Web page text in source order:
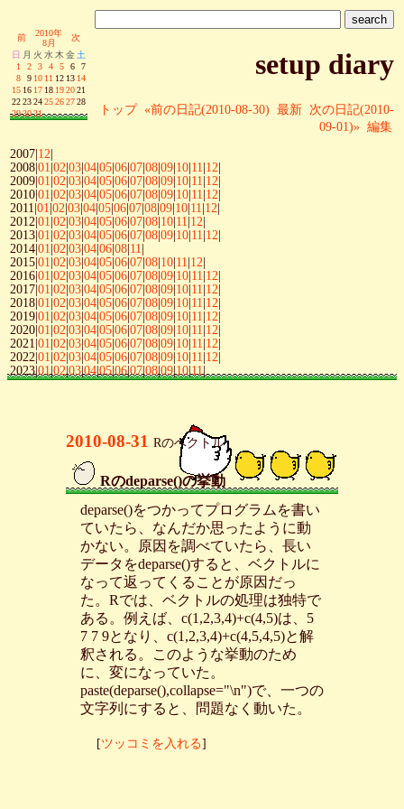
前
2010年
8月
次
日 月 火 水 木 金 土
1
2 3 4 5 6
7
8
9 10 11 12 13 14
15 16 17 18 192021
22232425262728
293031
setup diary
トップ «前の日記(2010-08-30) 最新 次の日記(2010-
09-01)» 編集
2007|12|
2008|01|02|03|04|05|06|07|08|09|10|11|12|
2009|01|02|03|04|05|06|07|08|09|10|11|12|
2010|01|02|03|04|05|06|07|08|09|10|11|12|
2011|01|02|03|04|05|06|07|08|09|10|11|12|
2012|01|02|03|04|05|06|07|08|10|11|12|
2013|01|02|03|04|05|06|07|08|09|10|11|12|
2014|01|02|03|04|06|08|11|
2015|01|02|03|04|05|06|07|08|10|11|12|
2016|01|02|03|04|05|06|07|08|09|10|11|12|
2017|01|02|03|04|05|06|07|08|09|10|11|12|
2018|01|02|03|04|05|06|07|08|09|10|11|12|
2019|01|02|03|04|05|06|07|08|09|10|11|12|
2020|01|02|03|04|05|06|07|08|09|10|11|12|
2021|01|02|03|04|05|06|07|08|09|10|11|12|
2022|01|02|03|04|05|06|07|08|09|10|11|12|
2023|01|02|03|04|05|06|07|08|09|10|11|
2010-08-31 Rのベクトル
Rのdeparse()の挙動
deparse()をつかってプログラムを書い
ていたら、なんだか思ったように動
かない。原因を調べていたら、長い
データをdeparse()すると、ベクトルに
なって返ってくることが原因だっ
た。Rでは、ベクトルの処理は独特で
ある。例えば、c(1,2,3,4)+c(4,5)は、5
7 7 9となり、c(1,2,3,4)+c(4,5,4,5)と解
釈される。このような挙動のため
に、変になっていた。
paste(deparse(),collapse="\n")で、一つの
文字列にすると、問題なく動いた。
[ツッコミを入れる]